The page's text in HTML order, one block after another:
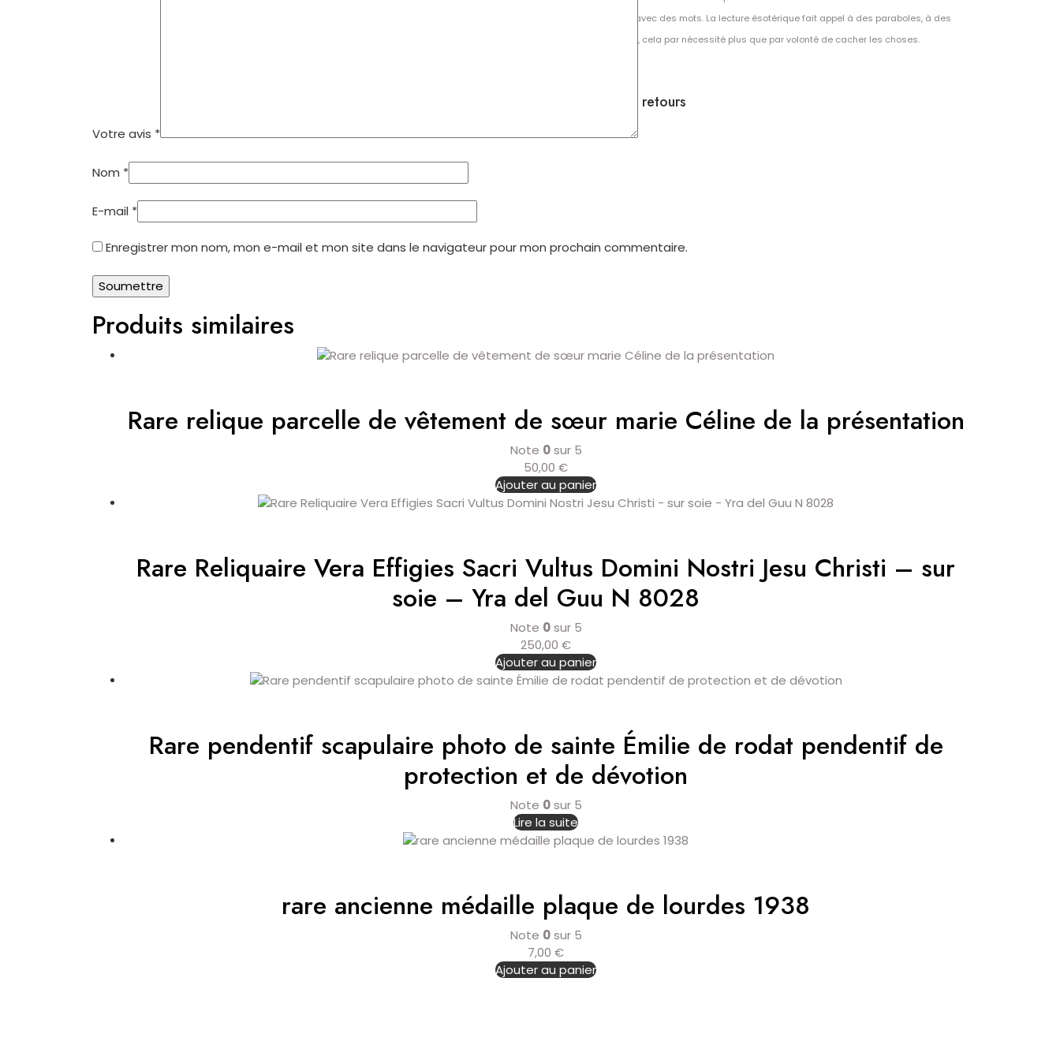
nécessité d’interpréter des phénomènes d’ordre spirituel avec des mots. La lecture ésotérique fait appel à des paraboles, à des
images ou à des symboles, plus qu’à la culture religieuse, cela par nécessité plus que par volonté de cacher les choses.
Politique en matière de remboursements et de retours
Votre avis *
Nom *
E-mail *
Enregistrer mon nom, mon e-mail et mon site dans le navigateur pour mon prochain commentaire.
Produits similaires
Rare relique parcelle de vêtement de sœur marie Céline de la présentation
Note 0sur 5
50,00 €
Ajouter au panier
Rare Reliquaire Vera Effigies Sacri Vultus Domini Nostri Jesu Christi – sur
soie – Yra del Guu N 8028
Note 0sur 5
250,00 €
Ajouter au panier
Rare pendentif scapulaire photo de sainte Émilie de rodat pendentif de
protection et de dévotion
Note 0sur 5
Lire la suite
rare ancienne médaille plaque de lourdes 1938
Note 0sur 5
7,00 €
Ajouter au panier